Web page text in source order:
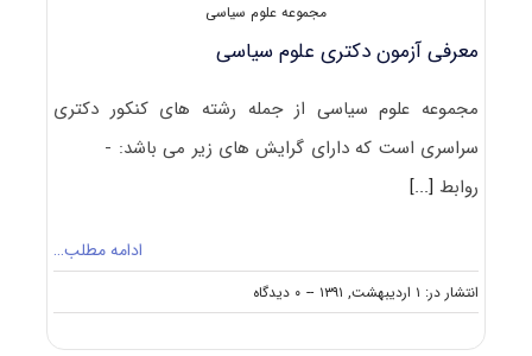
مجموعه علوم سیاسی
معرفی آزمون دکتری علوم سیاسی
مجموعه علوم سیاسی از جمله رشته های کنکور دکتری
سراسری است که دارای گرایش های زیر می باشد: -
روابط[...]
ادامه مطلب…
انتشار در: ۱ اردیبهشت, ۱۳۹۱ -- ۰ دیدگاه
on
معرفی